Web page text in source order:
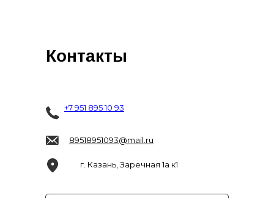
+7 951 895 10 93
г. Казань, Заречная 1а к1
89518951093@mail.ru
Контакты